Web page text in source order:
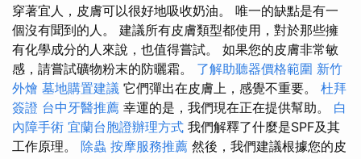
穿著宜人，皮膚可以很好地吸收奶油。 唯一的缺點是有一
個沒有聞到的人。 建議所有皮膚類型都使用，對於那些擁
有化學成分的人來說，也值得嘗試。 如果您的皮膚非常敏
感，請嘗試礦物粉末的防曬霜。 了解助聽器價格範圍 新竹
外燴 墓地購置建議 它們彈出在皮膚上，感覺不重要。 杜拜
簽證 台中牙醫推薦 幸運的是，我們現在正在提供幫助。 白
內障手術 宜蘭台胞證辦理方式 我們解釋了什麼是SPF及其
工作原理。 除蟲 按摩服務推薦 然後，我們建議根據您的皮